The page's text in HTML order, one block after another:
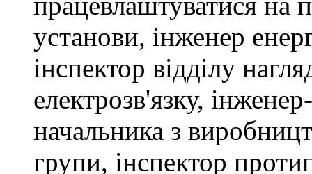
установи, інженер
інспектор відділу
електрозв'язку,
начальника з
групи, інспектор